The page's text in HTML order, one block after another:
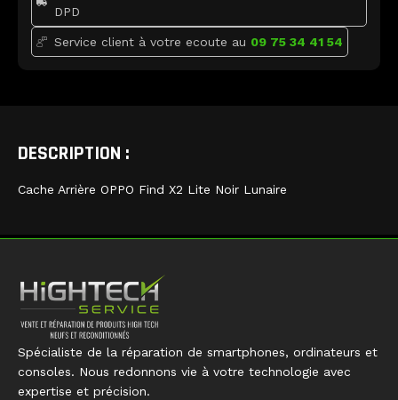
DPD
Service client à votre ecoute au 09 75 34 41 54
DESCRIPTION :
Cache Arrière OPPO Find X2 Lite Noir Lunaire
Spécialiste de la réparation de smartphones, ordinateurs et
consoles. Nous redonnons vie à votre technologie avec
expertise et précision.